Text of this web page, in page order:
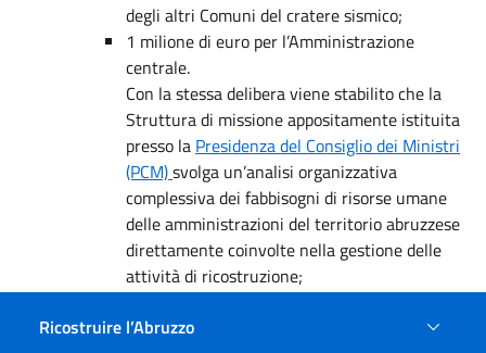
degli altri Comuni del cratere sismico;
1 milione di euro per l’Amministrazione
centrale.
Con la stessa delibera viene stabilito che la
Struttura di missione appositamente istituita
presso la Presidenza del Consiglio dei Ministri
(PCM)svolga un’analisi organizzativa
complessiva dei fabbisogni di risorse umane
delle amministrazioni del territorio abruzzese
direttamente coinvolte nella gestione delle
attività di ricostruzione;
risorse per la ricostruzione privata e autorizzato
Ricostruire l’Abruzzo